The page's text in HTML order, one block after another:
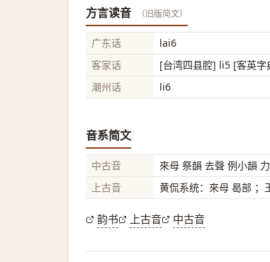
方言读音 （旧版简文）
广东话
lai6
客家话
[台湾四县腔] li5 [客英
潮州话
li6
音系简文
中古音
來母 祭韻 去聲 例小韻
上古音
黄侃系统：來母 曷部 ；
韵书 上古音 中古音